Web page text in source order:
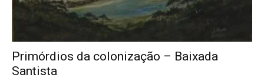
Primórdios da colonização – Baixada
Santista